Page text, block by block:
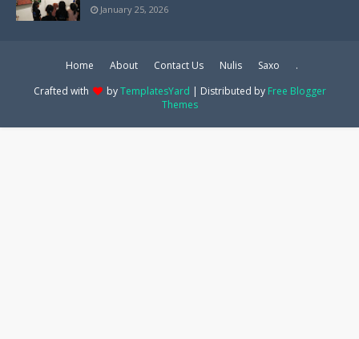
January 25, 2026
Home About Contact Us Nulis Saxo
.
Crafted with
byTemplatesYard | Distributed by Free Blogger
Themes